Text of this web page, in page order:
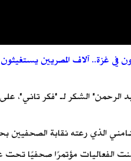
في غزة.. آلاف المصريين
الشكر لـ "فكر تاني"، على
الذي رعته نقابة
الفعاليات مؤتمرًا صحفيًا تحت